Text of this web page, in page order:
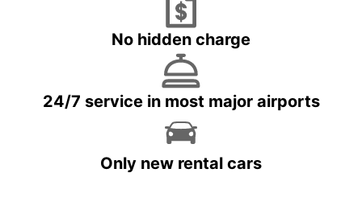
No hidden charge
24/7 service in most major airports
Only new rental cars